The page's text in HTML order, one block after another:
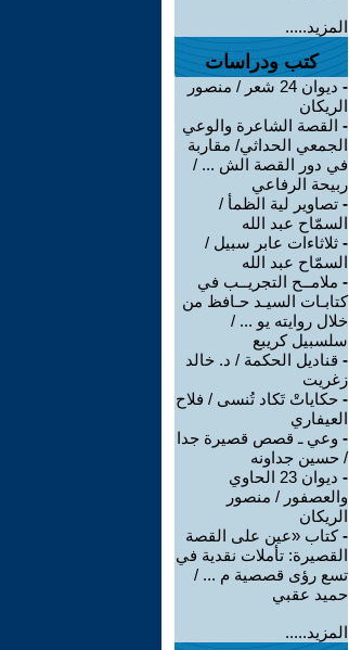
المزيد.....
كتب ودراسات
-
ديوان 24 شعر / منصور
الريكان
- القصة الشاعرة والوعي
الجمعي الحداثي/ مقاربة
في دور القصة الش ... /
ربيحة الرفاعي
- تصاوير لية الظمأ /
السمّاح عبد الله
- ثلاثاءات عابر سبيل /
السمّاح عبد الله
- ملامــح التجريــب في
كتابـات السيـد حـافظ من
خلال روايته يو ... /
سلسبيل كريبع
- قناديل الحكمة / د. خالد
زغريت
- حكاياتْ تَكاد تُنسى / فلاح
العيفاري
- وعي ـ قصص قصيرة جدا
/ حسين جداونه
-
ديوان 23 الحاوي
والعصفور / منصور
الريكان
-كتاب «عين على القصة
القصيرة: تأملات نقدية في
تسع رؤى قصصية م ... /
حميد عقبي
المزيد.....